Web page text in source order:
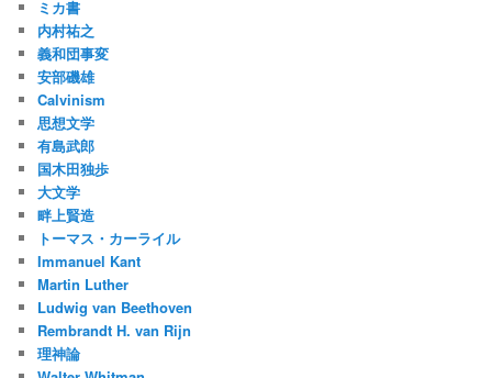
ミカ書
内村祐之
義和団事変
安部磯雄
Calvinism
思想文学
有島武郎
国木田独歩
大文学
畔上賢造
トーマス・カーライル
Immanuel Kant
Martin Luther
Ludwig van Beethoven
Rembrandt H. van Rijn
理神論